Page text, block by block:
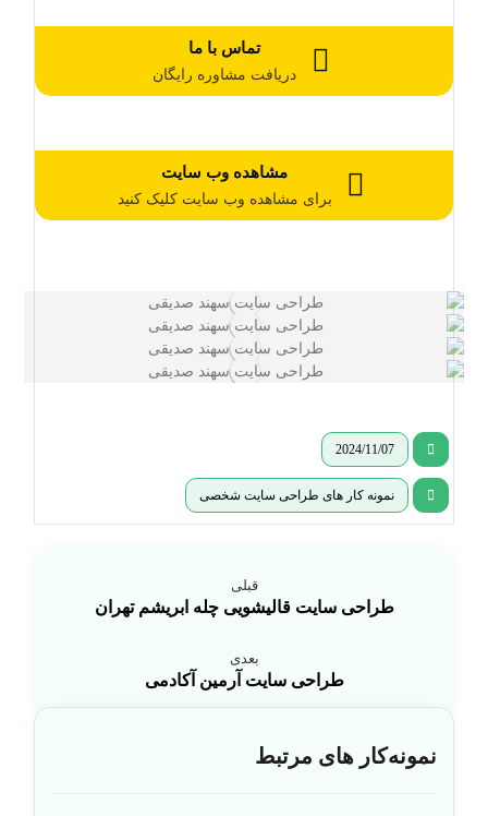
تماس با ما
دریافت مشاوره رایگان
مشاهده وب سایت
برای مشاهده وب سایت کلیک کنید
2024/11/07
نمونه کار های طراحی سایت شخصی
قبلی
طراحی سایت قالیشویی چله ابریشم تهران
بعدی
طراحی سایت آرمین آکادمی
نمونه‌کار های مرتبط